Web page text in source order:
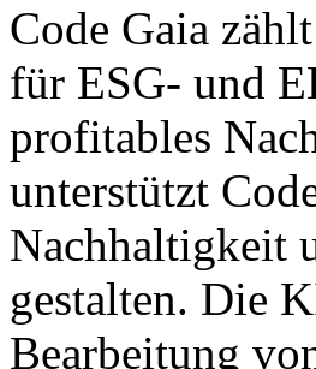
Code Gaia
für ESG- und
profitables
unterstützt
Nachhaltigkeit
gestalten. Die
Bearbeitung